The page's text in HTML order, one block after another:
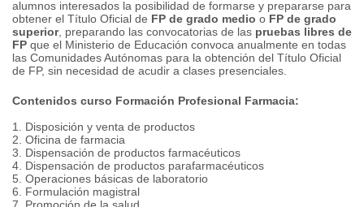
alumnos interesados la posibilidad de formarse y prepararse para
obtener el Título Oficial de FP de grado medio o FP de grado
superior, preparando las convocatorias de las pruebas libres de
FP que el Ministerio de Educación convoca anualmente en todas
las Comunidades Autónomas para la obtención del Título Oficial
de FP, sin necesidad de acudir a clases presenciales.
Contenidos curso Formación Profesional Farmacia:
1. Disposición y venta de productos
2. Oficina de farmacia
3. Dispensación de productos farmacéuticos
4. Dispensación de productos parafarmacéuticos
5. Operaciones básicas de laboratorio
6. Formulación magistral